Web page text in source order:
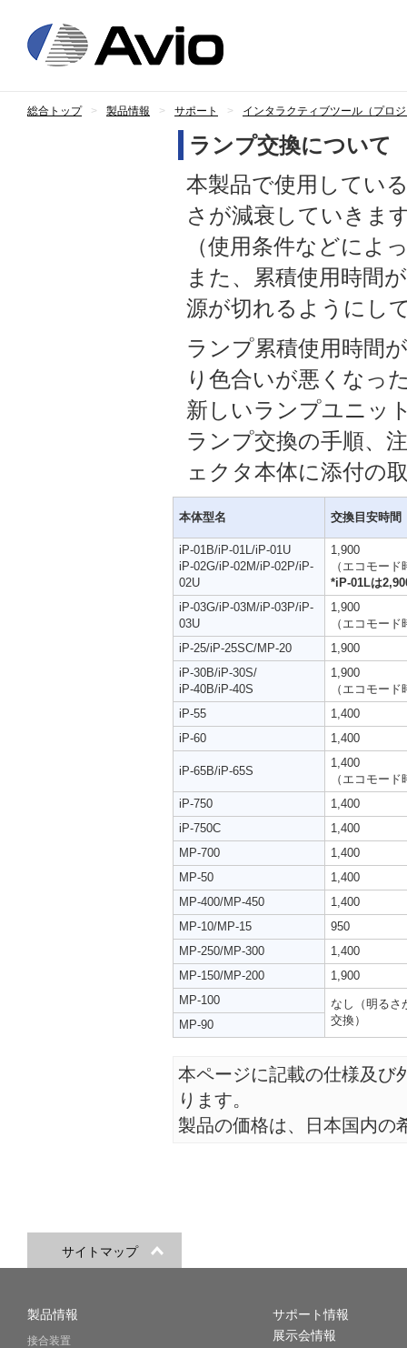
総合トップ 製品情報 サポート インタラクティブツール（プロ
ランプ交換について
本製品で使用してい
さが減衰していきま
（使用条件などによ
また、累積使用時間
源が切れるようにし
ランプ累積使用時間
り色合いが悪くなっ
新しいランプユニッ
ランプ交換の手順、
ェクタ本体に添付の
本体型名 交換目安時間
iP-01B/iP-01L/iP-01U
iP-02G/iP-02M/iP-02P/iP-
02U
1,900
（エコモー
*iP-01Lは
iP-03G/iP-03M/iP-03P/iP-
03U
1,900
（エコモー
iP-25/iP-25SC/MP-20
1,900
iP-30B/iP-30S/
iP-40B/iP-40S
1,900
（エコモー
iP-55
1,400
iP-60
1,400
iP-65B/iP-65S
1,400
（エコモー
iP-750
1,400
iP-750C
1,400
MP-700
1,400
MP-50
1,400
MP-400/MP-450
1,400
MP-10/MP-15
950
MP-250/MP-300
1,400
MP-150/MP-200
1,900
MP-100
なし（明るさ
交換）
MP-90
本ページに記載の仕様及び
ります。
製品の価格は、日本国内の
サイトマップ
製品情報
接合装置
サポート情報
展示会情報